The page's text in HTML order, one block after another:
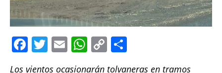
F
a
T E
m
W C
o
Los vientos ocasionarán tolvaneras en tramos